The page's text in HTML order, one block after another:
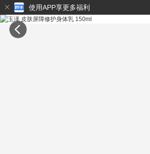
使用APP享更多福利